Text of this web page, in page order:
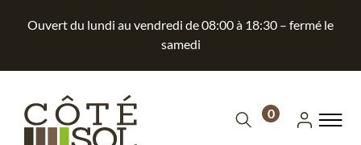
Ouvert du lundi au vendredi de 08:00 à 18:30 – fermé le
samedi
0